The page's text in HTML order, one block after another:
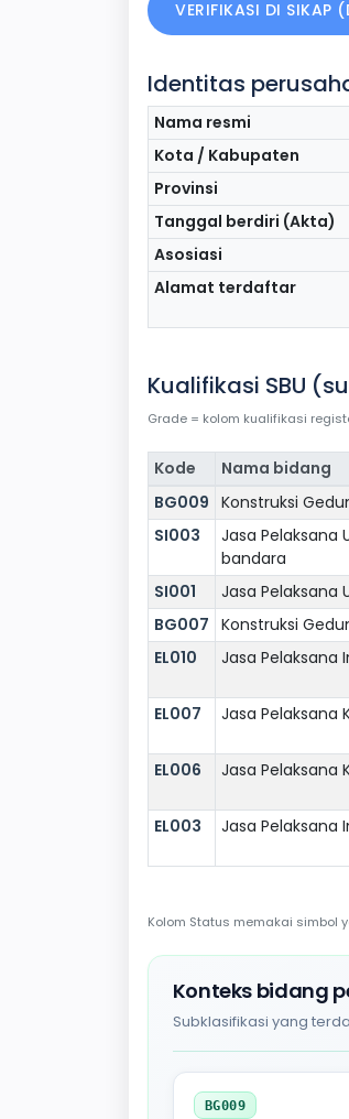
VERIFIKASI DI SIKAP
Identitas
Nama resmi
Kota / Kabupaten
Provinsi
Tanggal berdiri (Akta)
Asosiasi
Alamat terdaftar
Kualifikasi SBU
Grade = kolom kualifikasi
Kode Nama bidang
BG009 Konstruksi
SI003
Jasa Pelaksana
bandara
SI001 Jasa Pelaksana
BG007 Konstruksi
EL010
Jasa Pelaksana
EL007
Jasa Pelaksana
EL006
Jasa Pelaksana
EL003
Jasa Pelaksana
Kolom Status memakai simbol
Konteks bidang
Subklasifikasi yang
BG009